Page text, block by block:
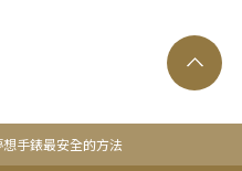
手錶最安全的方法